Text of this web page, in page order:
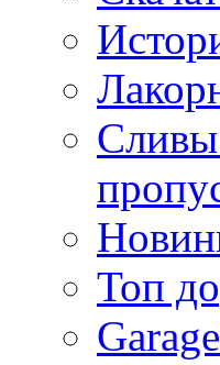
Сливы
Топ